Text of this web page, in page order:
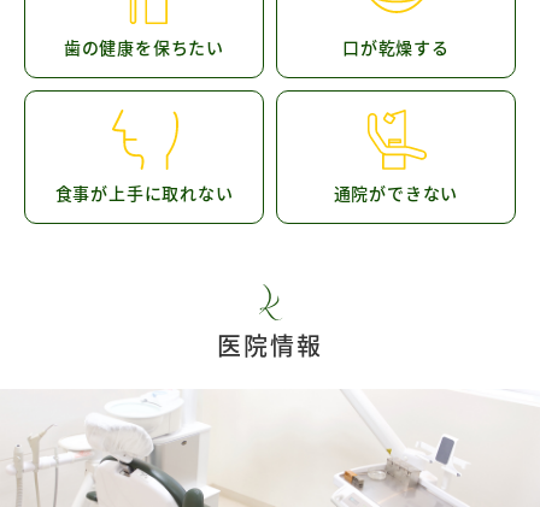
歯の健康を保ちたい 口が乾燥する
食事が上手に取れない 通院ができない
医院情報